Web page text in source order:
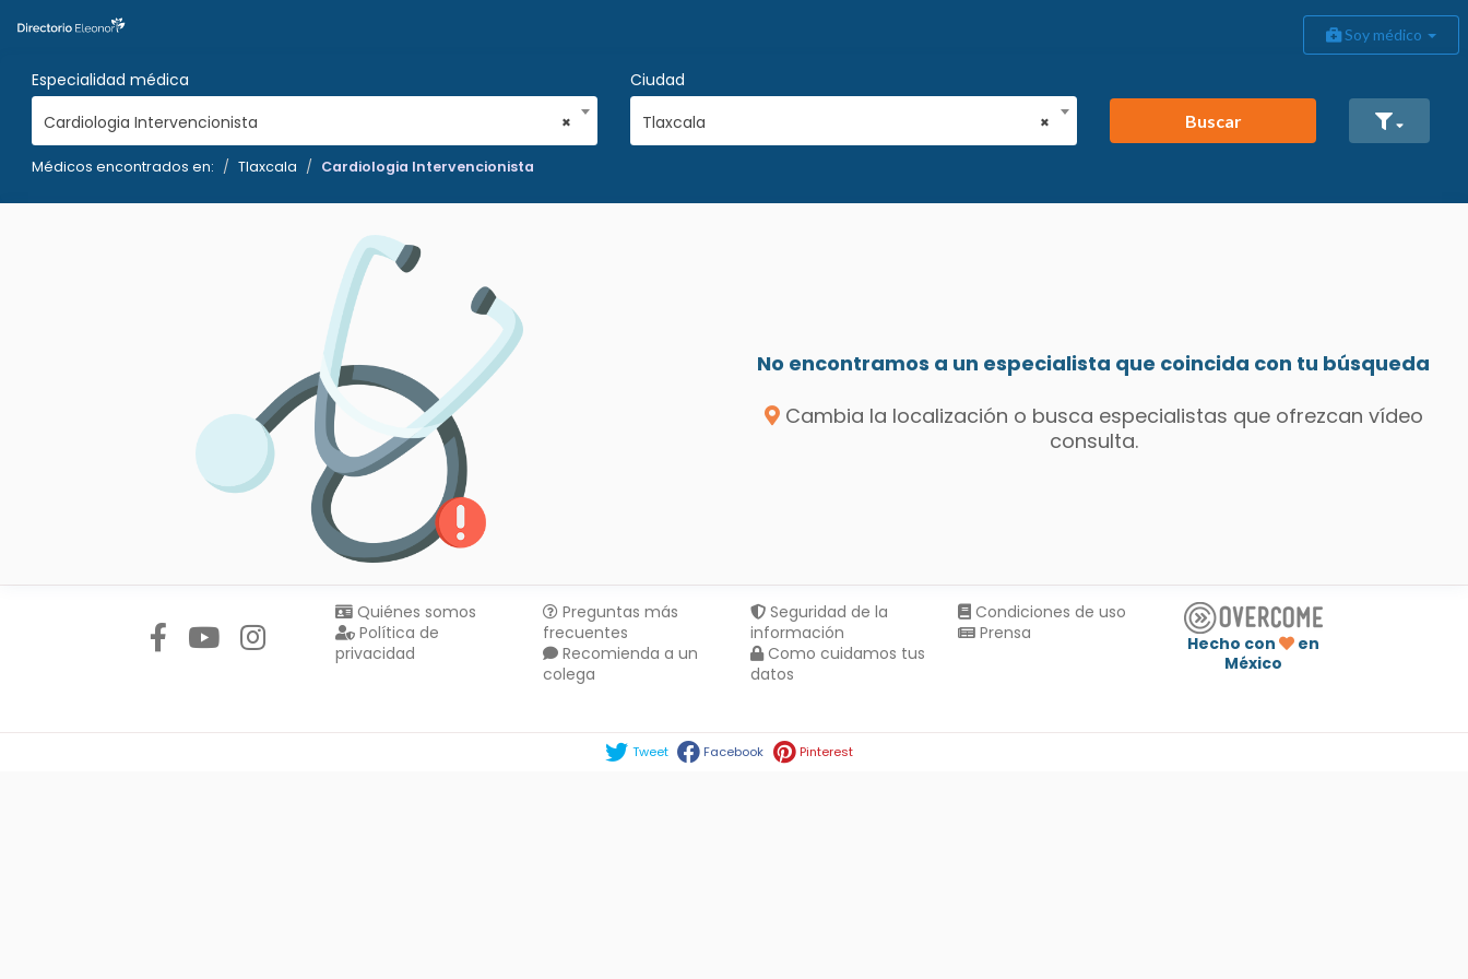
Soy médico
Especialidad médica
×
Cardiologia Intervencionista
Ciudad
×
Tlaxcala Buscar
Médicos encontrados en: Tlaxcala Cardiologia Intervencionista
No encontramos a un especialista que coincida con tu búsqueda
Cambia la localización o busca especialistas que ofrezcan vídeo
consulta.
Quiénes somos
Política de
privacidad
Preguntas más
frecuentes
Recomienda a un
colega
Seguridad de la
información
Como cuidamos tus
datos
Condiciones de uso
Prensa
Hecho con
en
México
Tweet Facebook Pinterest